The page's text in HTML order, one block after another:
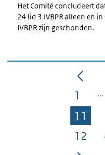
Het Comité concludeert
24 lid 3 IVBPR alleen en
IVBPR zijn geschonden.
Pagina
1
11
12